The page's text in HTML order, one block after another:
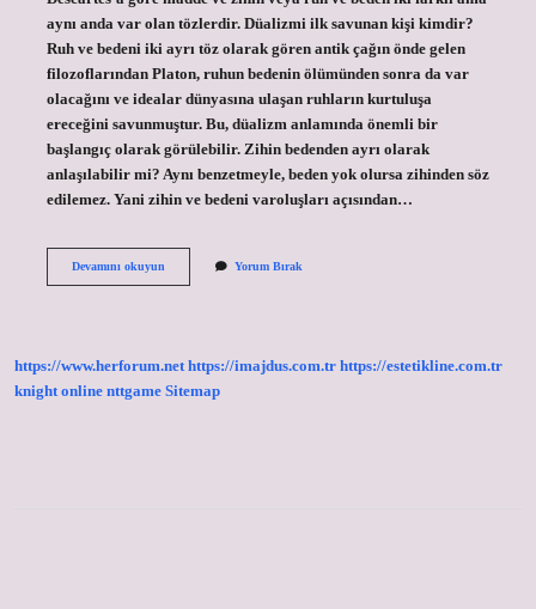
aynı anda var olan tözlerdir. Düalizmi ilk savunan kişi kimdir?
Ruh ve bedeni iki ayrı töz olarak gören antik çağın önde gelen
filozoflarından Platon, ruhun bedenin ölümünden sonra da var
olacağını ve idealar dünyasına ulaşan ruhların kurtuluşa
ereceğini savunmuştur. Bu, düalizm anlamında önemli bir
başlangıç ​​olarak görülebilir. Zihin bedenden ayrı olarak
anlaşılabilir mi? Aynı benzetmeyle, beden yok olursa zihinden söz
edilemez. Yani zihin ve bedeni varoluşları açısından…
Devamını okuyunBeden
Yorum Bırak
https://www.herforum.net https://imajdus.com.tr https://estetikline.com.tr
knight online nttgame Sitemap